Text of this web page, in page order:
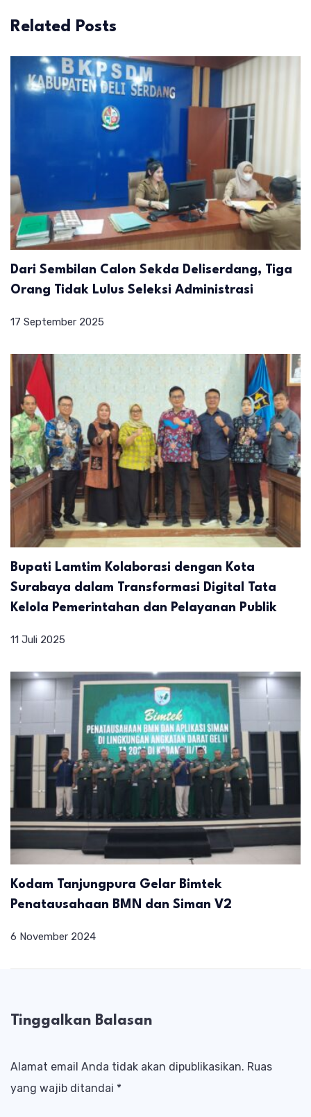
Related Posts
Dari Sembilan Calon Sekda Deliserdang, Tiga
Orang Tidak Lulus Seleksi Administrasi
17 September 2025
Bupati Lamtim Kolaborasi dengan Kota
Surabaya dalam Transformasi Digital Tata
Kelola Pemerintahan dan Pelayanan Publik
11 Juli 2025
Kodam Tanjungpura Gelar Bimtek
Penatausahaan BMN dan Siman V2
6 November 2024
Tinggalkan Balasan
Alamat email Anda tidak akan dipublikasikan. Ruas
yang wajib ditandai *